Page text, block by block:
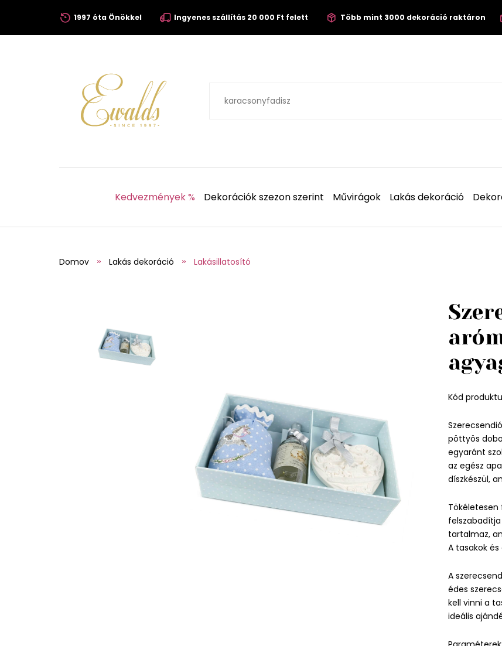
1997 óta Önökkel Ingyenes szállítás 20 000 Ft felett Több mint 3000 dekoráció raktáron
Kedvezmények % Dekorációk szezon szerint Művirágok Lakás dekoráció
Domov Lakás dekoráció Lakásillatosító
Kód
pöttyös
egyaránt
az egész
díszkészül,
Tökéletesen
tartalmaz,
A tasakok
A
édes
kell vinni a
ideális